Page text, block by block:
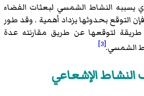
يسببه النشاط الشمسي لبعثات الفضاء
التوقع بحدوثها يزداد أهمية . وقد طور
لتوقعها عن طريق مقارنته عدة
الشمسي.[3]
الإشعاعي